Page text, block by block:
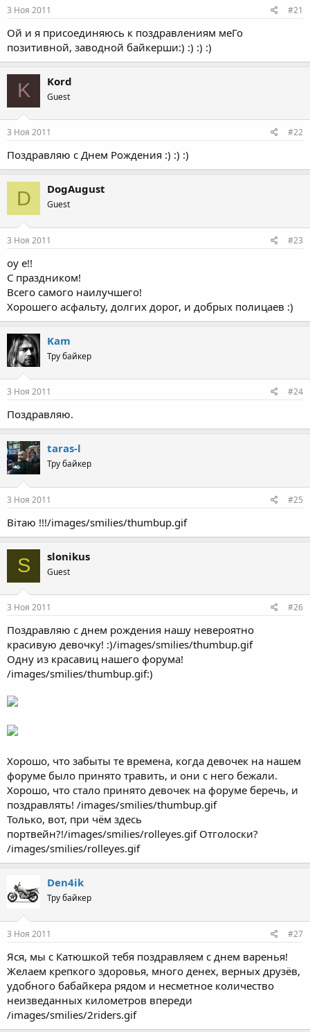
3 Ноя 2011 #21
Ой и я присоединяюсь к поздравлениям меГо
позитивной, заводной байкерши:) :) :) :)
K Kord
Guest
3 Ноя 2011 #22
Поздравляю с Днем Рождения :) :) :)
D DogAugust
Guest
3 Ноя 2011 #23
оу е!!
С праздником!
Всего самого наилучшего!
Хорошего асфальту, долгих дорог, и добрых полицаев :)
Kam
Тру байкер
3 Ноя 2011 #24
Поздравляю.
taras-l
Тру байкер
3 Ноя 2011 #25
Вітаю !!!/images/smilies/thumbup.gif
S slonikus
Guest
3 Ноя 2011 #26
Поздравляю с днем рождения нашу невероятно
красивую девочку! :)/images/smilies/thumbup.gif
Одну из красавиц нашего форума!
/images/smilies/thumbup.gif:)
Хорошо, что забыты те времена, когда девочек на нашем
форуме было принято травить, и они с него бежали.
Хорошо, что стало принято девочек на форуме беречь, и
поздравлять! /images/smilies/thumbup.gif
Только, вот, при чём здесь
портвейн?!/images/smilies/rolleyes.gif Отголоски?
/images/smilies/rolleyes.gif
Den4ik
Тру байкер
3 Ноя 2011 #27
Яся, мы с Катюшкой тебя поздравляем с днем варенья!
Желаем крепкого здоровья, много денех, верных друзёв,
удобного бабайкера рядом и несметное количество
неизведанных километров впереди
/images/smilies/2riders.gif